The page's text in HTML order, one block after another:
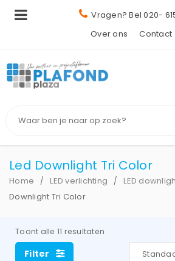
Vragen? Bel 020-
Over ons
Contact
Led Downlight Tri Color
Home / LED verlichting / LED
Downlight Tri Color
Toont alle 11 resultaten
Filter